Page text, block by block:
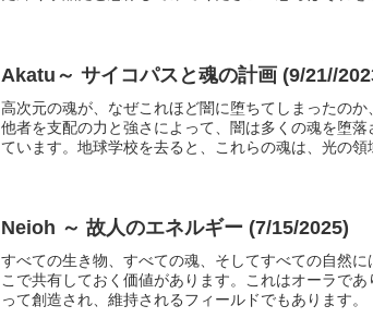
Akatu～ サイコパスと魂の計画 (9/21//
高次元の魂が、なぜこれほど闇に堕ちてしまったのか
他者を支配の力と強さによって、闇は多くの魂を堕
ています。地球学校を去ると、これらの魂は、光の領
Neioh ～ 故人のエネルギー (7/15/2025)
すべての生き物、すべての魂、そしてすべての自然
こで共有しておく価値があります。これはオーラで
って創造され、維持されるフィールドでもあります。